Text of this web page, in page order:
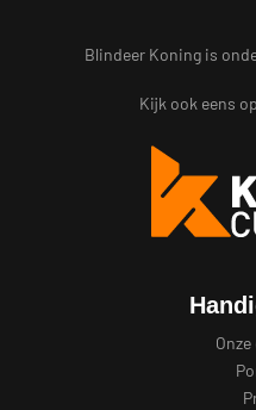
Blindeer Koning is
Kijk ook eens op